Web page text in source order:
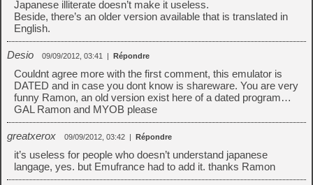
Japanese illiterate doesn’t make it useless.
Beside, there’s an older version available that is translated in
English.
Desio 09/09/2012, 03:41 | Répondre
Couldnt agree more with the first comment, this emulator is
DATED and in case you dont know is shareware. You are very
funny Ramon, an old version exist here of a dated program…
GAL Ramon and MYOB please
greatxerox 09/09/2012, 03:42 | Répondre
it’s useless for people who doesn’t understand japanese
langage, yes. but Emufrance had to add it. thanks Ramon